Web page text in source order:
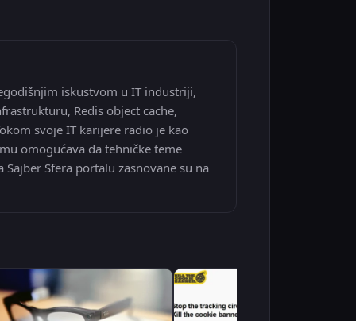
iskustvom u IT industriji,
Redis object cache,
svoje IT karijere radio je kao
omogućava da tehničke teme
Sfera portalu zasnovane su na